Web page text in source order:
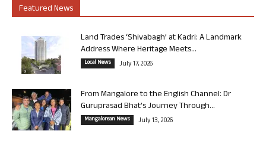
Featured News
Land Trades ‘Shivabagh’ at Kadri: A Landmark
Address Where Heritage Meets...
Local News July 17, 2026
From Mangalore to the English Channel: Dr
Guruprasad Bhat’s Journey Through...
Mangalorean News July 13, 2026